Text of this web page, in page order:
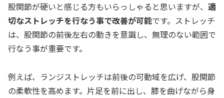
股関節が硬いと感じる方もいらっしゃると思いますが、 適
切なストレッチを行なう事で改善が可能です。ストレッチ
は、股関節の前後左右の動きを意識し、無理のない範囲で
行なう事が重要です。
例えば、ランジストレッチは前後の可動域を広げ、股関節
の柔軟性を高めます。片足を前に出し、膝を曲げながら身